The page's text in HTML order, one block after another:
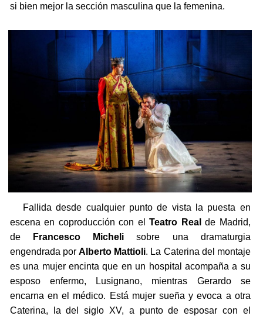
si bien mejor la sección masculina que la femenina.
Fallida desde cualquier punto de vista la puesta en
escena en coproducción con elTeatro Real de Madrid,
de
Francesco Micheli sobre una dramaturgia
engendrada porAlberto Mattioli. La Caterina del montaje
es una mujer encinta que en un hospital acompaña a su
esposo enfermo, Lusignano, mientras Gerardo se
encarna en el médico. Está mujer sueña y evoca a otra
Caterina, la del siglo XV, a punto de esposar con el